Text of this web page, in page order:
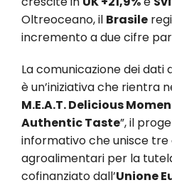
Oltreoceano, il Brasile
incremento a due cifre
La comunicazione dei dati
è un’iniziativa che rientra
M.E.A.T. Delicious
Authentic Taste”, il
informativo che unisce tre
agroalimentari per la
cofinanziato dall’Unione